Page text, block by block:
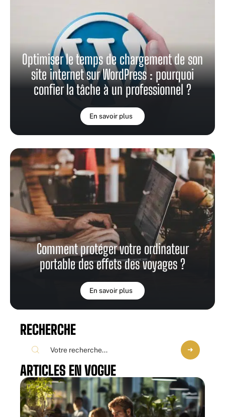
Optimiser le temps de chargement de son
site internet sur WordPress : pourquoi
confier la tâche à un professionnel ?
En savoir plus
Comment protéger votre ordinateur
portable des effets des voyages ?
En savoir plus
RECHERCHE
ARTICLES EN VOGUE